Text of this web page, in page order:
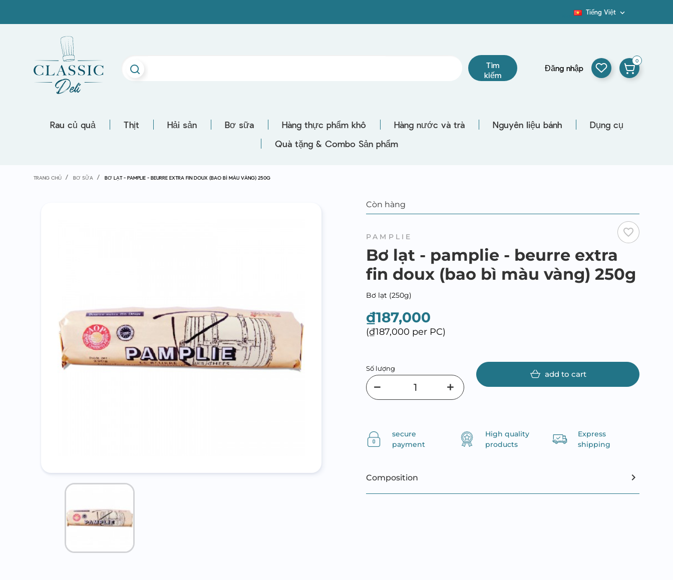
Tiếng Việt 
Tìm
kiếm
Đăng nhập
0
Rau củ quả Thịt Hải sản Bơ sữa Hàng thực phẩm khô Hàng nước và trà Nguyên liệu bánh
Dụng cụ
Quà tặng & Combo Sản phẩm
TRANG CHỦ BƠ SỮA BƠ LẠT - PAMPLIE - BEURRE EXTRA FIN DOUX (BAO BÌ MÀU VÀNG) 250G
Còn hàng
PAMPLIE favorite_border
Bơ lạt - pamplie - beurre extra
fin doux (bao bì màu vàng) 250g
Bơ lạt (250g)
₫187,000
(₫187,000 per PC)
Số lượng
add to cart
secure
payment
High quality
products
Express
shipping
Composition